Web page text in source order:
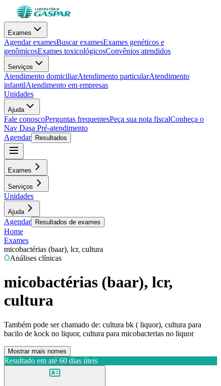
Exames
Agendar examesBuscar examesExames genéticos e
genômicosExames toxicológicosConvênios atendidos
Serviços
Atendimento domiciliarAtendimento particularAtendimento
infantilAtendimento em empresas
Unidades
Ajuda
Fale conoscoPerguntas frequentesPeça sua nota fiscalConheça o
Nav Dasa Pré-atendimento
Agendar
Resultados
Exames
Serviços
Unidades
Ajuda
Agendar Resultados de exames
Home
Exames
micobactérias (baar), lcr, cultura
Análises clínicas
micobactérias (baar), lcr,
cultura
Também pode ser chamado de: cultura bk ( liquor), cultura para
bacilo de kock no liquor, cultura para micobacterias no liquor
Mostrar mais nomes
Resultado em até 60 dias úteis